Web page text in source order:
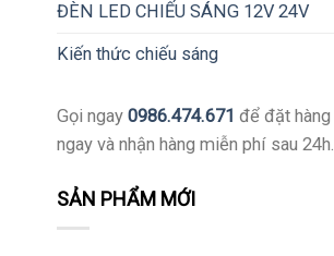
ĐÈN LED CHIẾU SÁNG 12V 24V
Kiến thức chiếu sáng
Gọi ngay 0986.474.671 để đặt hàng
ngay và nhận hàng miễn phí sau 24h.
SẢN PHẨM MỚI